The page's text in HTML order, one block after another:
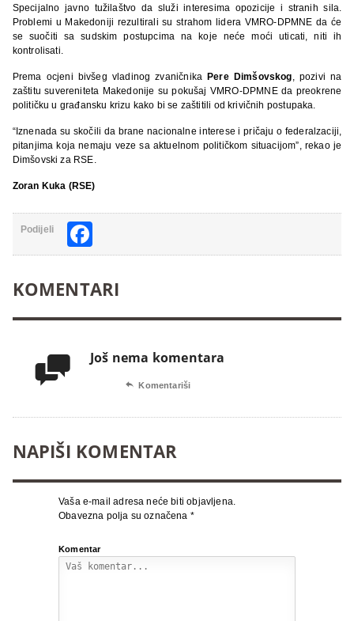
Specijalno javno tužilaštvo da služi interesima opozicije i stranih sila.
Problemi u Makedoniji rezultirali su strahom lidera VMRO-DPMNE da će
se suočiti sa sudskim postupcima na koje neće moći uticati, niti ih
kontrolisati.
Prema ocjeni bivšeg vladinog zvaničnikaPere Dimšovskog , pozivi na
zaštitu suvereniteta Makedonije su pokušaj VMRO-DPMNE da preokrene
političku u građansku krizu kako bi se zaštitili od krivičnih postupaka.
“Iznenada su skočili da brane nacionalne interese i pričaju o federalzaciji,
pitanjima koja nemaju veze sa aktuelnom političkom situacijom”, rekao je
Dimšovski za RSE.
Zoran Kuka (RSE)
Podijeli
KOMENTARI
 Još nema komentara
 Komentariši
NAPIŠI KOMENTAR
Vaša e-mail adresa neće biti objavljena.
Obavezna polja su označena *
Komentar